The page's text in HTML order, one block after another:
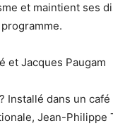
et maintient ses
et Jacques Paugam
Installé dans un
Jean-Philippe